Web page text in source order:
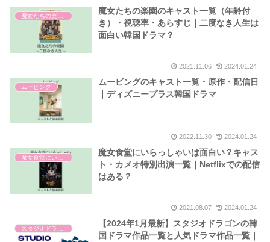
魔女たちの楽園のキャスト一覧（年齢付
き）・視聴率・あらすじ｜二度なき人生は
面白い韓国ドラマ？
2021.11.06 2024.01.24
ムービング
ムービングのキャスト一覧・原作・配信日
｜ディズニープラス韓国ドラマ
2022.11.30 2024.01.24
魔女食堂にいらっしゃい
魔女食堂にいらっしゃいは面白い？キャス
ト・カメオ特別出演一覧｜Netflixでの配信
はある？
2021.08.07 2024.01.24
スタジオドラゴン
【2024年1月最新】スタジオドラゴンの韓
国ドラマ作品一覧と人気ドラマ作品一覧｜